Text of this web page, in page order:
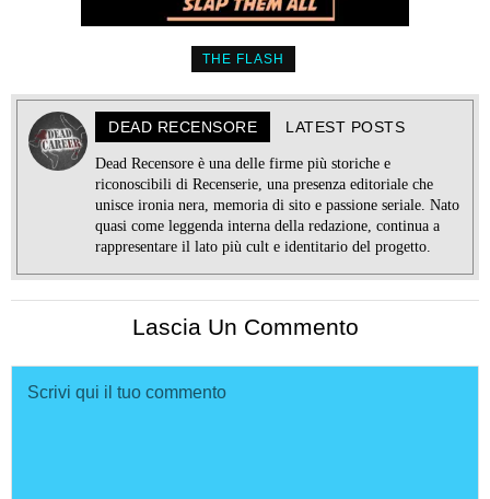
THE FLASH
DEAD RECENSORE LATEST POSTS
Dead Recensore è una delle firme più storiche e
riconoscibili di Recenserie, una presenza editoriale che
unisce ironia nera, memoria di sito e passione seriale. Nato
quasi come leggenda interna della redazione, continua a
rappresentare il lato più cult e identitario del progetto.
Lascia Un Commento